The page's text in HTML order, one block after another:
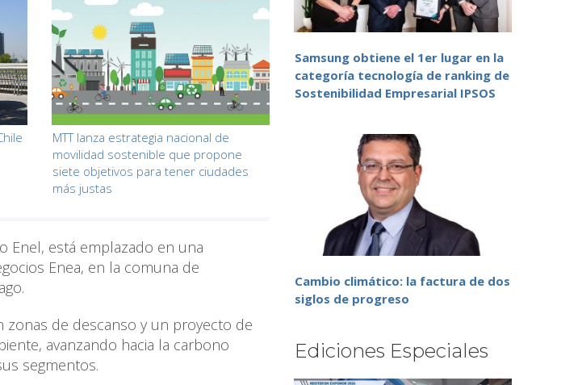
MTT lanza estrategia nacional de
movilidad sostenible que propone
siete objetivos para tener ciudades
más justas
Enel, está emplazado en una
Enea, en la comuna de
zonas de descanso y un proyecto de
avanzando hacia la carbono
segmentos.
Samsung obtiene el 1er lugar en la
categoría tecnología de ranking de
Sostenibilidad Empresarial IPSOS
Cambio climático: la factura de dos
siglos de progreso
Ediciones Especiales